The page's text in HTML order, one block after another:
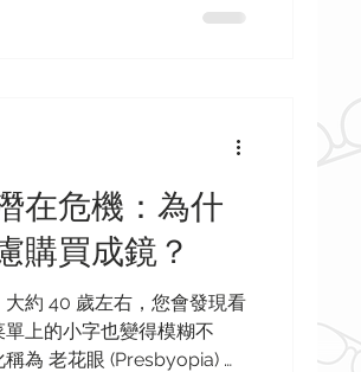
過私人保險獲得視力保健服
）。這個「週期」通常
度來重置。 常規眼科檢
涵蓋一次全面的眼科檢查。
鏡、隱形眼鏡，有時甚至
費」： 在許多情況下，如
，它們不會結轉到下一個
在危機：為什
購買成鏡？
約 40 歲左右，您會發現看
上的小字也變得模糊不
為 老花眼 (Presbyopia) ，